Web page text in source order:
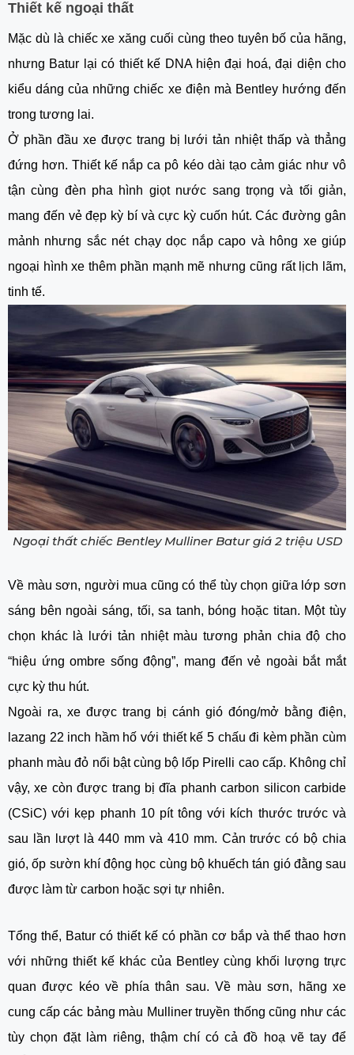
Thiết kế ngoại thất
Mặc dù là chiếc xe xăng cuối cùng theo tuyên bố của hãng,
nhưng Batur lại có thiết kế DNA hiện đại hoá, đại diện cho
kiểu dáng của những chiếc xe điện mà Bentley hướng đến
trong tương lai.
Ở phần đầu xe được trang bị lưới tản nhiệt thấp và thẳng
đứng hơn. Thiết kế nắp ca pô kéo dài tạo cảm giác như vô
tận cùng đèn pha hình giọt nước sang trọng và tối giản,
mang đến vẻ đẹp kỳ bí và cực kỳ cuốn hút. Các đường gân
mảnh nhưng sắc nét chạy dọc nắp capo và hông xe giúp
ngoại hình xe thêm phần mạnh mẽ nhưng cũng rất lịch lãm,
tinh tế.
Ngoại thất chiếc Bentley Mulliner Batur giá 2 triệu USD
Về màu sơn, người mua cũng có thể tùy chọn giữa lớp sơn
sáng bên ngoài sáng, tối, sa tanh, bóng hoặc titan. Một tùy
chọn khác là lưới tản nhiệt màu tương phản chia độ cho
“hiệu ứng ombre sống động”, mang đến vẻ ngoài bắt mắt
cực kỳ thu hút.
Ngoài ra, xe được trang bị cánh gió đóng/mở bằng điện,
lazang 22 inch hầm hố với thiết kế 5 chấu đi kèm phần cùm
phanh màu đỏ nổi bật cùng bộ lốp Pirelli cao cấp. Không chỉ
vậy, xe còn được trang bị đĩa phanh carbon silicon carbide
(CSiC) với kẹp phanh 10 pít tông với kích thước trước và
sau lần lượt là 440 mm và 410 mm. Cản trước có bộ chia
gió, ốp sườn khí động học cùng bộ khuếch tán gió đằng sau
được làm từ carbon hoặc sợi tự nhiên.
Tổng thể, Batur có thiết kế có phần cơ bắp và thể thao hơn
với những thiết kế khác của Bentley cùng khối lượng trực
quan được kéo về phía thân sau. Về màu sơn, hãng xe
cung cấp các bảng màu Mulliner truyền thống cũng như các
tùy chọn đặt làm riêng, thậm chí có cả đồ hoạ vẽ tay để